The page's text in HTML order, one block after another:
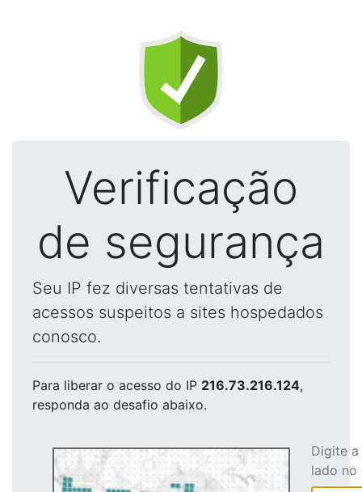
Verificação
de segurança
Seu IP fez diversas tentativas de
acessos suspeitos a sites hospedados
conosco.
Para liberar o acesso do IP 216.73.216.124,
responda ao desafio abaixo.
Digite
lado no